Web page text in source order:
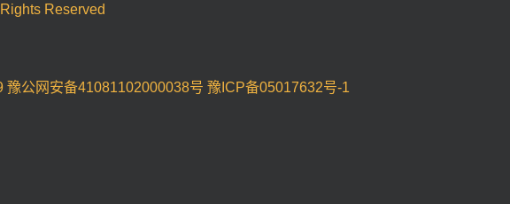
Reserved
豫公网安备41081102000038号 豫ICP备05017632号-1